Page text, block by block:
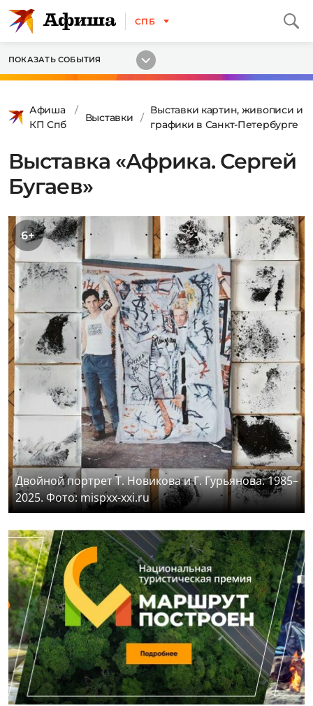
СПБ
ПОКАЗАТЬ СОБЫТИЯ
Афиша
КП Спб
Выставки
Выставки картин, живописи и
графики в Санкт-Петербурге
Выставка «Африка. Сергей
Бугаев»
6+
Двойной портрет Т. Новикова и Г. Гурьянова. 1985–
2025. Фото: mispxx-xxi.ru